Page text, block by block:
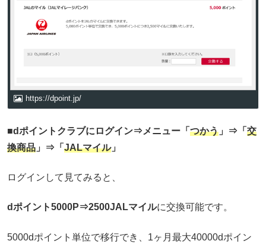
https://dpoint.jp/
■dポイントクラブにログイン⇒メニュー「 つかう 」⇒「 交
換商品 」⇒「 JALマイル」
ログインして見てみると、
dポイント5000P⇒2500JALマイルに交換可能です。
5000dポイント単位で移行でき、1ヶ月最大40000dポイン